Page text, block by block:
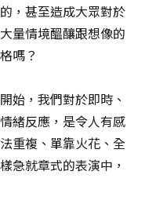
，甚至造成大眾對於
量情境醞釀跟想像的
嗎？
始，我們對於即時、
緒反應，是令人有感
重複、單靠火花、全
急就章式的表演中，